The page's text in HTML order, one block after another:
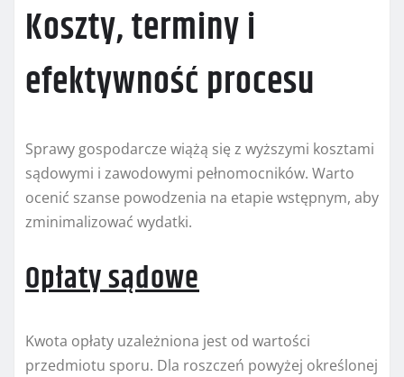
Koszty, terminy i
efektywność procesu
Sprawy gospodarcze wiążą się z wyższymi kosztami
sądowymi i zawodowymi pełnomocników. Warto
ocenić szanse powodzenia na etapie wstępnym, aby
zminimalizować wydatki.
Opłaty sądowe
Kwota opłaty uzależniona jest od wartości
przedmiotu sporu. Dla roszczeń powyżej określonej